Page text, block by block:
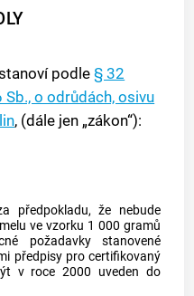
podle§ 32
o odrůdách, osivu
, (dále jen „zákon“):
předpokladu, že nebude
ve vzorku 1 000 gramů
požadavky stanovené
předpisy pro certifikovaný
v roce 2000 uveden do